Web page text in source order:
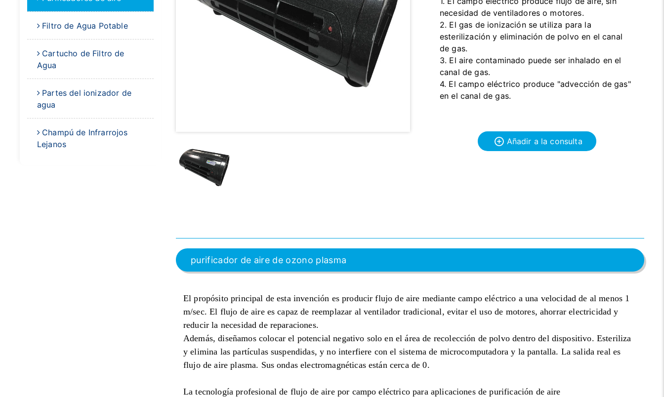
Filtro de Agua Potable
Cartucho de Filtro de
Agua
Partes del ionizador de
agua
Champú de Infrarrojos
Lejanos
necesidad de ventiladores o motores.
2. El gas de ionización se utiliza para la
esterilización y eliminación de polvo en el canal
de gas.
3. El aire contaminado puede ser inhalado en el
canal de gas.
4. El campo eléctrico produce "advección de gas"
en el canal de gas.
Añadir a la consulta
purificador de aire de ozono plasma
El propósito principal de esta invención es producir flujo de aire mediante campo eléctrico a una velocidad de al menos 1
m/sec. El flujo de aire es capaz de reemplazar al ventilador tradicional, evitar el uso de motores, ahorrar electricidad y
reducir la necesidad de reparaciones.
Además, diseñamos colocar el potencial negativo solo en el área de recolección de polvo dentro del dispositivo. Esteriliza
y elimina las partículas suspendidas, y no interfiere con el sistema de microcomputadora y la pantalla. La salida real es
flujo de aire plasma. Sus ondas electromagnéticas están cerca de 0.
La tecnología profesional de flujo de aire por campo eléctrico para aplicaciones de purificación de aire